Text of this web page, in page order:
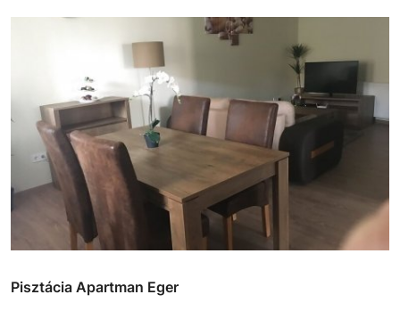
Pisztácia Apartman Eger